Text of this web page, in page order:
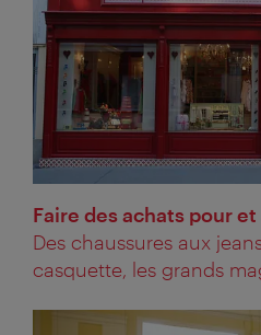
Faire des achats pour
Des chaussures aux
casquette, les grands